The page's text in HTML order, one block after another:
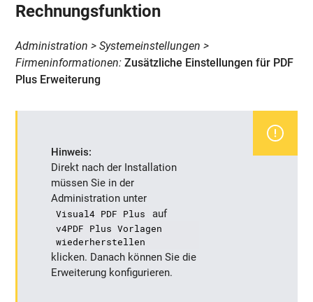
Rechnungsfunktion
Administration > Systemeinstellungen >
Firmeninformationen: Zusätzliche Einstellungen für PDF
Plus Erweiterung
Hinweis:
Direkt nach der Installation
müssen Sie in der
Administration unter
Visual4 PDF Plus
auf
v4PDF Plus Vorlagen
wiederherstellen
klicken. Danach können Sie die
Erweiterung konfigurieren.